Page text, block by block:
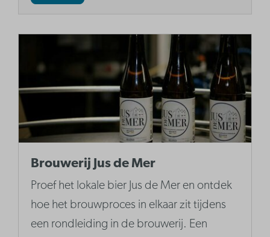
Brouwerij Jus de Mer
Proef het lokale bier Jus de Mer en ontdek
hoe het brouwproces in elkaar zit tijdens
een rondleiding in de brouwerij. Een